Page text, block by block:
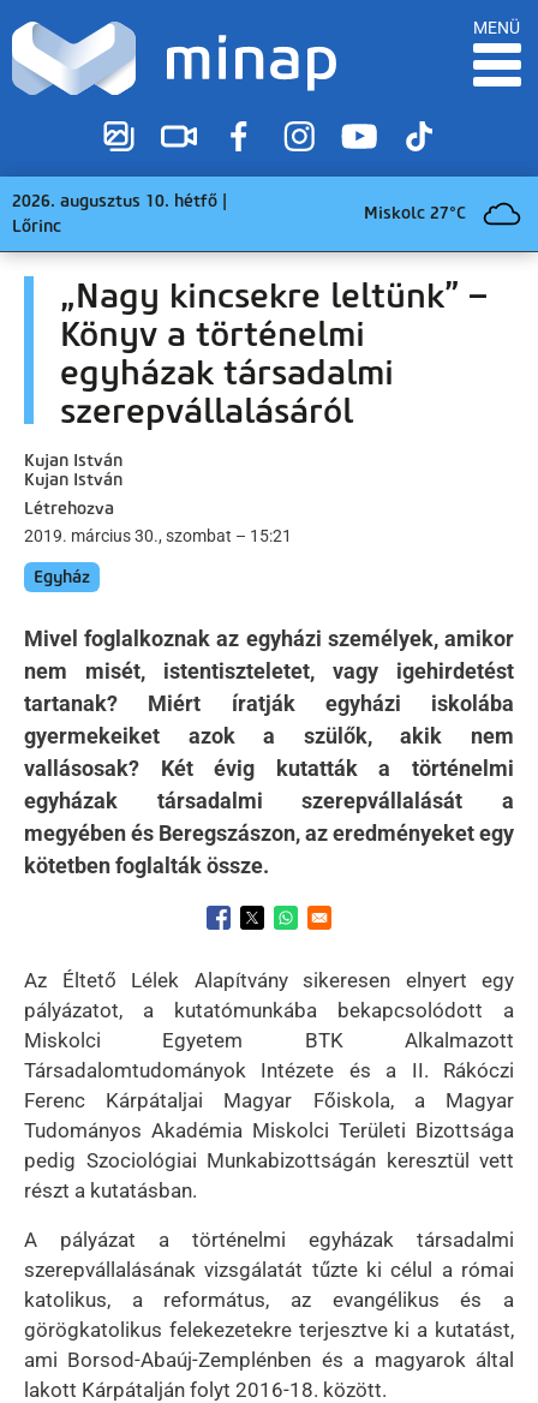
MENÜ
2026. augusztus 10. hétfő |
Lőrinc
Miskolc 27°C
„Nagy kincsekre leltünk” –
Könyv a történelmi
egyházak társadalmi
szerepvállalásáról
Kujan István
Kujan István
Létrehozva
2019. március 30., szombat – 15:21
Egyház
Mivel foglalkoznak az egyházi személyek, amikor
nem misét, istentiszteletet, vagy igehirdetést
tartanak? Miért íratják egyházi iskolába
gyermekeiket azok a szülők, akik nem
vallásosak? Két évig kutatták a történelmi
egyházak társadalmi szerepvállalását a
megyében és Beregszászon, az eredményeket egy
kötetben foglalták össze.
Opens in a new window
Opens in a new window
Opens in a new window
Az Éltető Lélek Alapítvány sikeresen elnyert egy
pályázatot, a kutatómunkába bekapcsolódott a
Miskolci Egyetem BTK Alkalmazott
Társadalomtudományok Intézete és a II. Rákóczi
Ferenc Kárpátaljai Magyar Főiskola, a Magyar
Tudományos Akadémia Miskolci Területi Bizottsága
pedig Szociológiai Munkabizottságán keresztül vett
részt a kutatásban.
A pályázat a történelmi egyházak társadalmi
szerepvállalásának vizsgálatát tűzte ki célul a római
katolikus, a református, az evangélikus és a
görögkatolikus felekezetekre terjesztve ki a kutatást,
ami Borsod-Abaúj-Zemplénben és a magyarok által
lakott Kárpátalján folyt 2016-18. között.